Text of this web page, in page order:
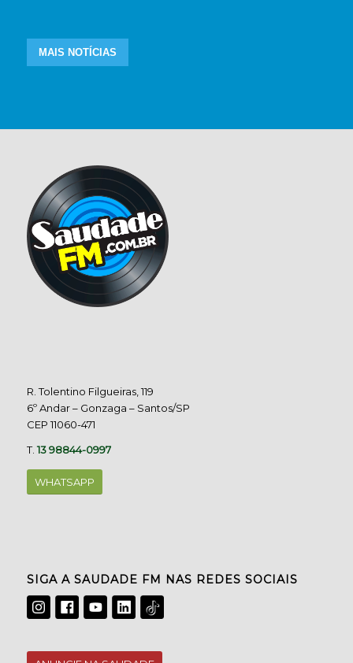
MAIS NOTÍCIAS
R. Tolentino Filgueiras, 119
6º Andar – Gonzaga – Santos/SP
CEP 11060-471
T.13 98844-0997
WHATSAPP
SIGA A SAUDADE FM NAS REDES SOCIAIS